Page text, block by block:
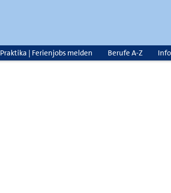
Praktika | Ferienjobs melden Berufe A-Z